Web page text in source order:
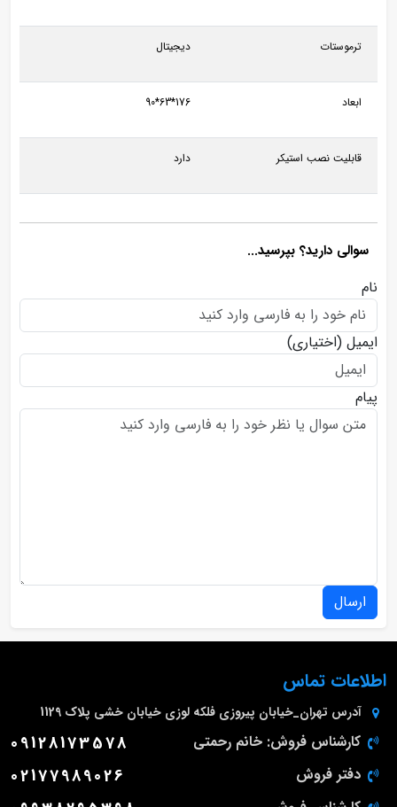
ترموستات دیجیتال
ابعاد 176*63*90
قابلیت نصب استیکر دارد
سوالی دارید؟ بپرسید...
نام
ایمیل (اختیاری)
پیام
ارسال
اطلاعات تماس
آدرس تهران_خیابان پیروزی فلکه لوزی خیابان خشی پلاک 1129
کارشناس فروش: خانم رحمتی 09128173578
دفتر فروش 02177989026